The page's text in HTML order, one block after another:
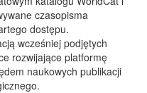
czasopisma
dostępu.
wcześniej podjętych
rozwijające platformę
naukowych publikacji